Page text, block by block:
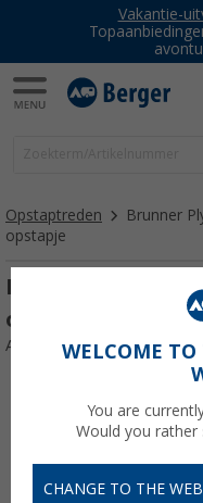
Vakantie-
Opstaptreden
Brunner
opstapje
Brunner Plyer
opstapje
Artikelnr: 223347WELCOME TO
You are
Would you rather
CHANGE TO THE